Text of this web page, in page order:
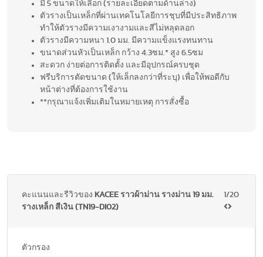
มี 5 ขนาดให้เลือก (รายละเอียดตามด้านล่าง)
ตัวรางเป็นเหล็กที่ผ่านเทคโนโลยีการชุบที่มีประสิทธิภาพ
ทำให้ตัวรางมีความเงางามและสีไม่หลุดลอก
ตัวรางมีความหนา 1.0 มม. มีความแข็งแรงทนทาน
ขนาดส่วนหัวเป็นเหล็ก กว้าง 4.3ซม.* สูง 6.5ซม
สะดวก ง่ายต่อการติดตั้ง และมีอุปกรณ์ครบชุด
ฟรีบริการตัดขนาด (ให้เล็กลงกว่าที่ระบุ) เพื่อให้พอดีกับ
หน้าต่างที่ต้องการใช้งาน
**กรุณาแจ้งเพิ่มเติมในหมายเหตุ การสั่งซื้อ
คะแนนและรีวิวของ KACEE ราวผ้าม่าน รางม่าน 19 มม.
รางเหล็ก สีเงิน (TN19-DI02)
1/20
ตัวกรอง